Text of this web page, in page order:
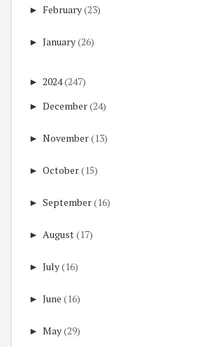
► February(23)
► January(26)
► 2024(247)
► December(24)
► November(13)
► October(15)
► September(16)
► August(17)
► July(16)
► June (16)
► May(29)